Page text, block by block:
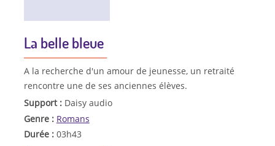
La belle bleue
A la recherche d'un amour de jeunesse, un retraité
rencontre une de ses anciennes élèves.
Support : Daisy audio
Genre : Romans
Durée : 03h43